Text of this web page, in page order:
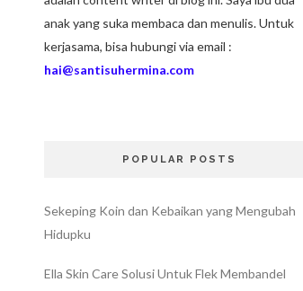
anak yang suka membaca dan menulis. Untuk
kerjasama, bisa hubungi via email :
hai@santisuhermina.com
POPULAR POSTS
Sekeping Koin dan Kebaikan yang Mengubah
Hidupku
Ella Skin Care Solusi Untuk Flek Membandel